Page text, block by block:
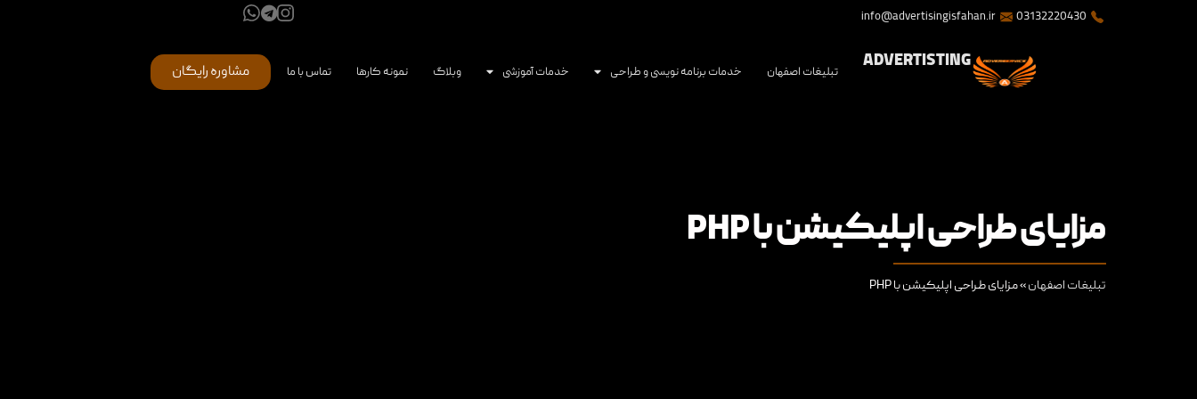
03132220430
info@advertisingisfahan.ir
ADVERTISTING تبلیغات اصفهان خدمات برنامه نویسی و طراحی خدمات آموزشی وبلاگ نمونه کارها تماس با ما مشاوره رایگان
مزایای طراحی اپلیکیشن با PHP
تبلیغات اصفهان»مزایای طراحی اپلیکیشن با PHP